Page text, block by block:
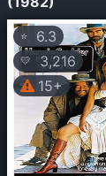
⭐ 6.3
💛
3,216
15+